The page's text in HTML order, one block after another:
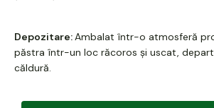
Depozitare:Ambalat într-o atmosferă
păstra într-un loc răcoros și uscat,
căldură.